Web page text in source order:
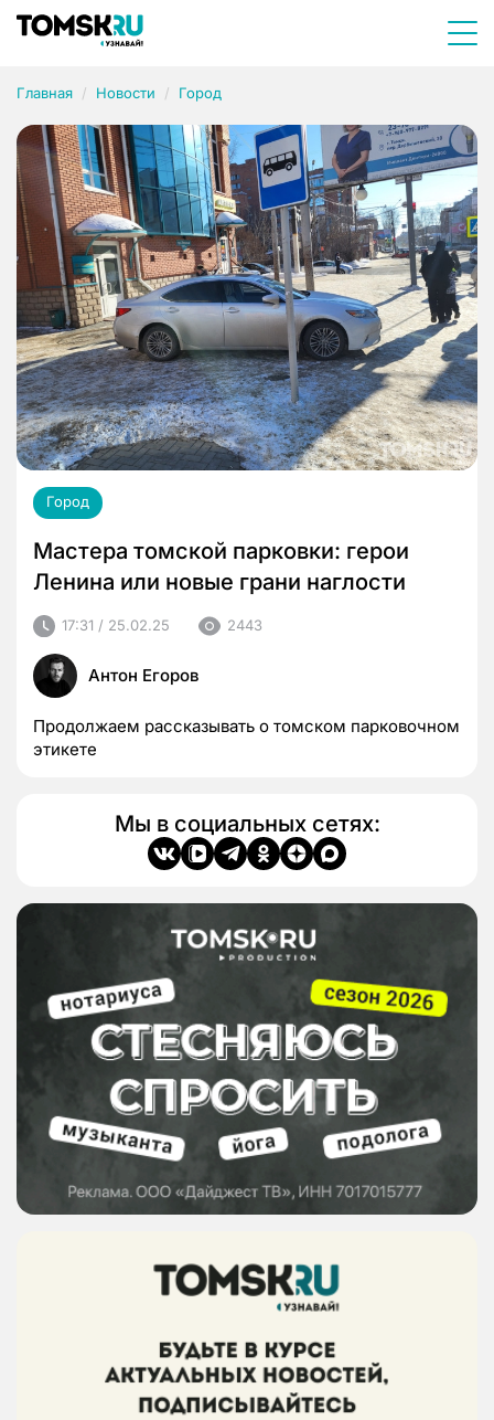
Главная Новости Город
Город
Мастера томской парковки: герои
Ленина или новые грани наглости
17:31 / 25.02.25 2443
Антон Егоров
Продолжаем рассказывать о томском парковочном
этикете
Мы в социальных сетях: